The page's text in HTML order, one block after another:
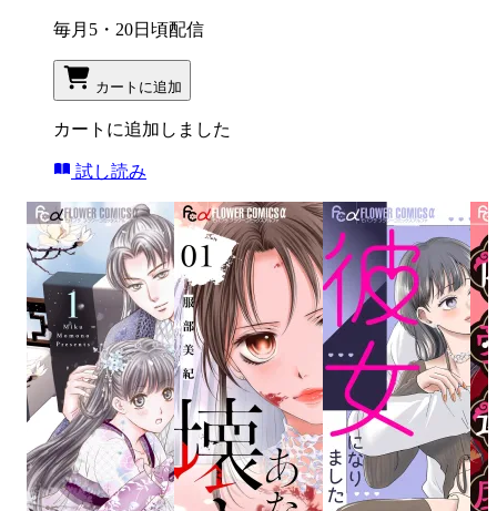
毎月5・20日頃配信
カートに追加
カートに追加しました
試し読み